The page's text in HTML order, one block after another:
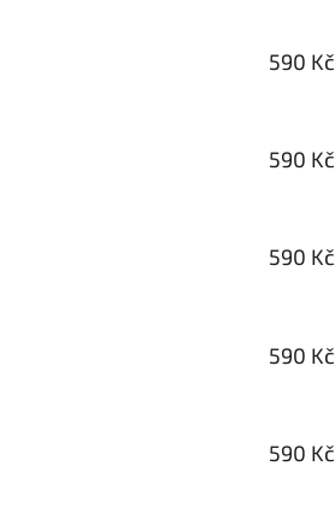
590 Kč
590 Kč
590 Kč
590 Kč
590 Kč